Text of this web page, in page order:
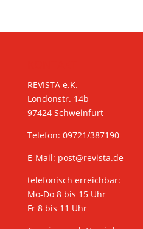
REVISTA e.K.
Londonstr. 14b
97424 Schweinfurt
Telefon: 09721/387190
E-Mail: post@revista.de
telefonisch erreichbar:
Mo-Do 8 bis 15 Uhr
Fr 8 bis 11 Uhr